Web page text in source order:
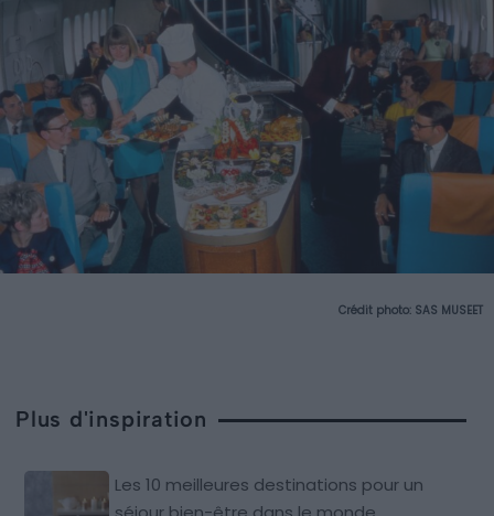
Crédit photo: SAS MUSEET
Plus d'inspiration
Les 10 meilleures destinations pour un